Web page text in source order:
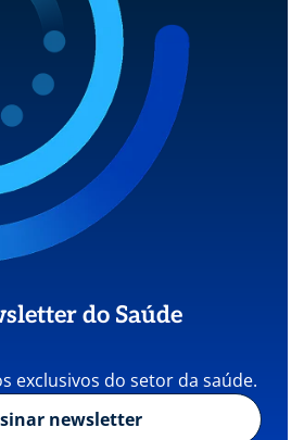
do Saúde
exclusivos do setor da saúde.
newsletter